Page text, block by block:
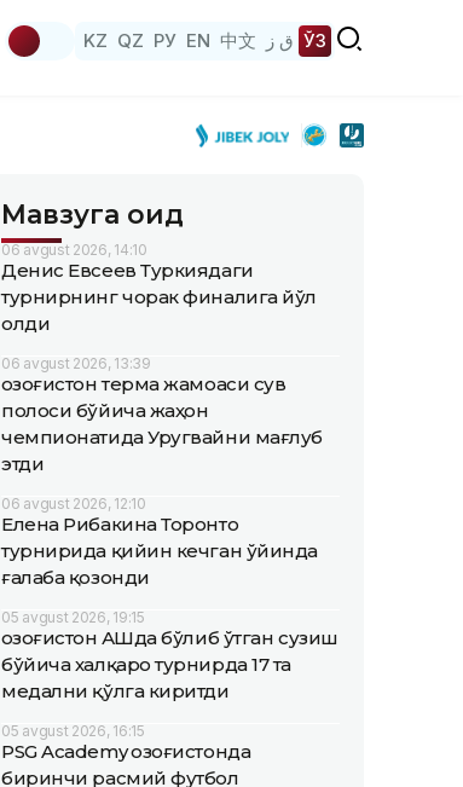
KZ QZ РУ EN 中文 ق ز ЎЗ
Мавзуга оид
06 avgust 2026, 14:10
Денис Евсеев Туркиядаги
турнирнинг чорак финалига йўл
олди
06 avgust 2026, 13:39
Қозоғистон терма жамоаси сув
полоси бўйича жаҳон
чемпионатида Уругвайни мағлуб
этди
06 avgust 2026, 12:10
Елена Рибакина Торонто
турнирида қийин кечган ўйинда
ғалаба қозонди
05 avgust 2026, 19:15
Қозоғистон АҚШда бўлиб ўтган сузиш
бўйича халқаро турнирда 17 та
медални қўлга киритди
05 avgust 2026, 16:15
PSG Academy Қозоғистонда
биринчи расмий футбол